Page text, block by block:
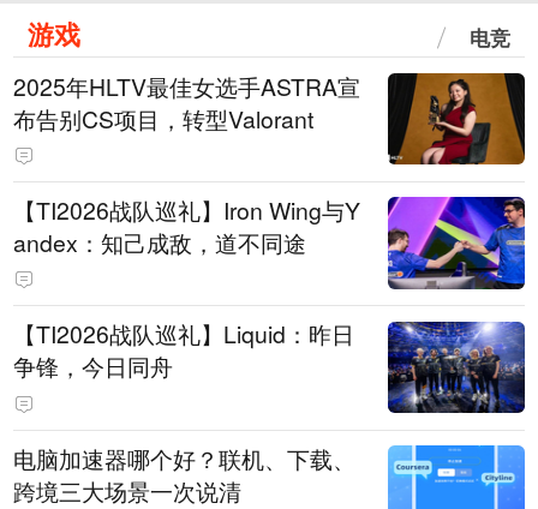
游戏 电竞
2025年HLTV最佳女选手ASTRA宣
布告别CS项目，转型Valorant
【TI2026战队巡礼】Iron Wing与Y
andex：知己成敌，道不同途
【TI2026战队巡礼】Liquid：昨日
争锋，今日同舟
电脑加速器哪个好？联机、下载、
跨境三大场景一次说清